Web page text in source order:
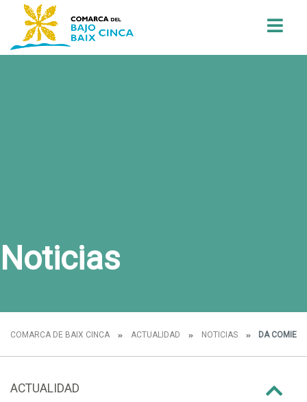
Noticias
COMARCA DE BAIX CINCA ACTUALIDAD NOTICIAS DA
ACTUALIDAD